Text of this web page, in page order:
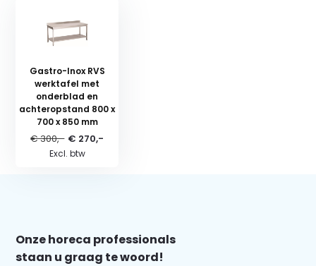
Gastro-Inox RVS
werktafel met
onderblad en
achteropstand 800 x
700 x 850 mm
€ 300,- € 270,-
Excl. btw
Onze horeca professionals
staan u graag te woord!